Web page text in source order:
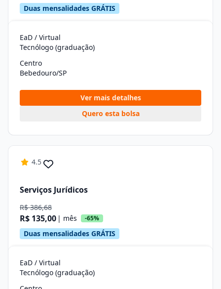
Duas mensalidades GRÁTIS
EaD / Virtual
Tecnólogo (graduação)
Centro
Bebedouro/SP
Ver mais detalhes
Quero esta bolsa
4.5
Serviços Jurídicos
R$ 386,68
R$ 135,00 | mês -65%
Duas mensalidades GRÁTIS
EaD / Virtual
Tecnólogo (graduação)